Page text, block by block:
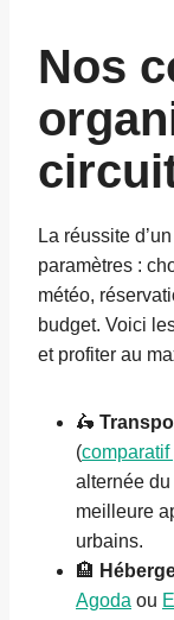
Nos
La réussite
paramètres :
météo,
budget. Voici
et profiter au
🛵
(
alternée
meilleure
urbains.
🏨
Agoda ou